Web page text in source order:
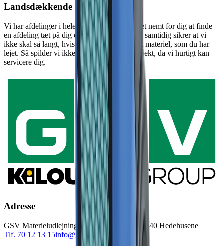
Landsdækkende service
Vi har afdelinger i hele landet, hvilket gør det nemt for dig at finde
en afdeling tæt på dig og dit projekt, og som samtidig sikrer at vi
ikke skal så langt, hvis vi skal have udskiftet materiel, som du har
lejet. Så spilder vi ikke kostbar tid på dit projekt, da vi hurtigt kan
servicere dig.
Adresse
GSV Materieludlejning A/S Baldersbuen 5 2640 Hedehusene
Tlf. 70 12 13 15info@gsv.dk